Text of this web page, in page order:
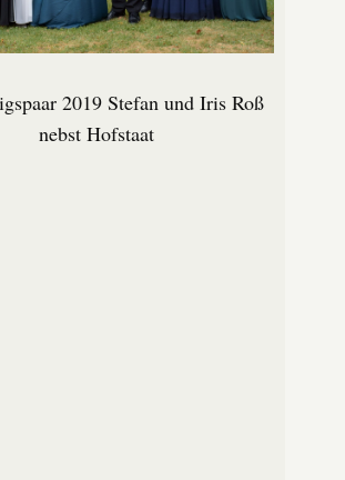
2019 Stefan und Iris Roß
nebst Hofstaat